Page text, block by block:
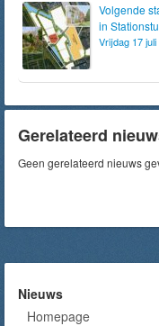
Volgende
in
Vrijdag 17
Gerelateerd
Geen gerelateerd nieuws
Nieuws
Homepage